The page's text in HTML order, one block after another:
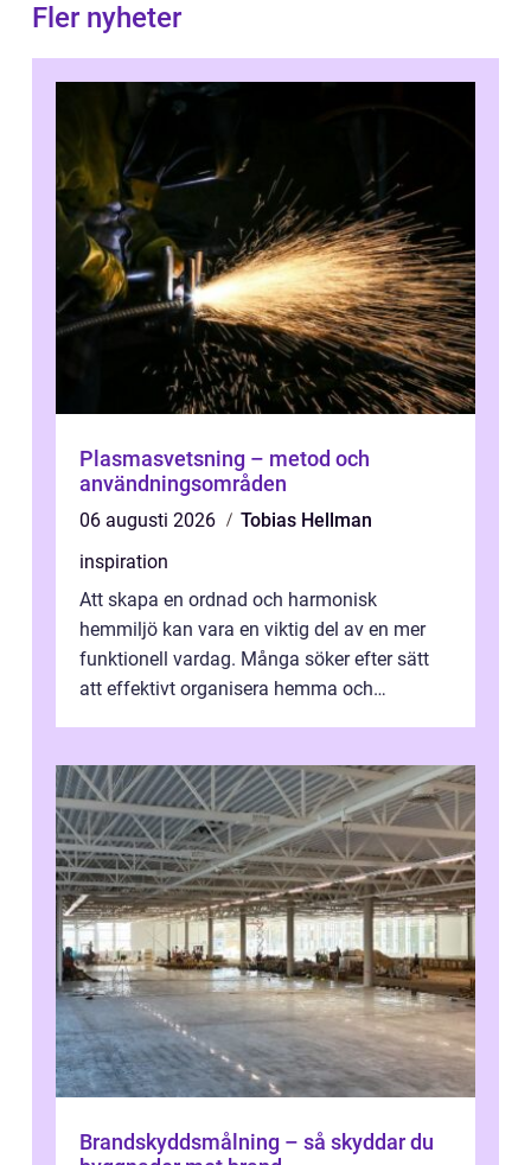
Fler nyheter
Plasmasvetsning – metod och
användningsområden
06 augusti 2026
Tobias Hellman
inspiration
Att skapa en ordnad och harmonisk
hemmiljö kan vara en viktig del av en mer
funktionell vardag. Många söker efter sätt
att effektivt organisera hemma och
Brandskyddsmålning – så skyddar du